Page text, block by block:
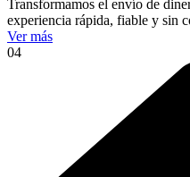
Transformamos el envío de
experiencia rápida, fiable y sin
Ver más
04